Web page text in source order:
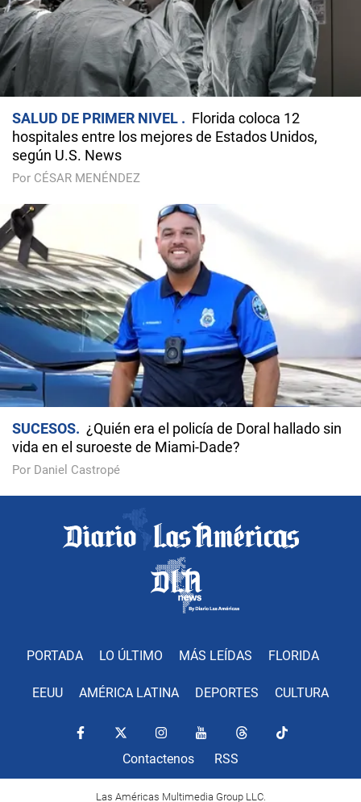
SALUD DE PRIMER NIVEL
Florida coloca 12
hospitales entre los mejores de Estados Unidos,
según U.S. News
Por CÉSAR MENÉNDEZ
SUCESOS
¿Quién era el policía de Doral hallado sin
vida en el suroeste de Miami-Dade?
Por Daniel Castropé
PORTADA LO ÚLTIMO MÁS LEÍDAS FLORIDA
EEUU AMÉRICA LATINA DEPORTES CULTURA
Contactenos RSS
Las Américas Multimedia Group LLC.